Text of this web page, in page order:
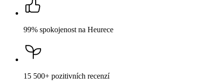
99% spokojenost na Heurece
15 500+ pozitivních recenzí